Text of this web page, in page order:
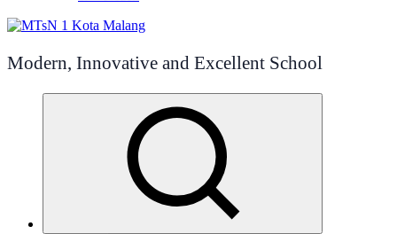
Modern, Innovative and Excellent School